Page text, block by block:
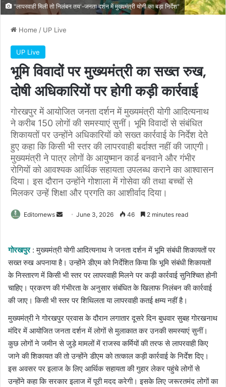
"लापरवाही मिली तो निलंबन तय'-जनता दर्शन में मुख्यमंत्री योगी का बड़ा निर्देश"
Home / UP Live
UP Live
भूमि विवादों पर मुख्यमंत्री का सख्त रुख,
दोषी अधिकारियों पर होगी कड़ी कार्रवाई
गोरखपुर में आयोजित जनता दर्शन में मुख्यमंत्री योगी आदित्यनाथ
ने करीब 150 लोगों की समस्याएं सुनीं। भूमि विवादों से संबंधित
शिकायतों पर उन्होंने अधिकारियों को सख्त कार्रवाई के निर्देश देते
हुए कहा कि किसी भी स्तर की लापरवाही बर्दाश्त नहीं की जाएगी।
मुख्यमंत्री ने पात्र लोगों के आयुष्मान कार्ड बनवाने और गंभीर
रोगियों को आवश्यक आर्थिक सहायता उपलब्ध कराने का आश्वासन
दिया। इस दौरान उन्होंने गोशाला में गोसेवा की तथा बच्चों से
मिलकर उन्हें शिक्षा और प्रगति का आशीर्वाद दिया।
Editornews
SendJune 3, 2026 46 2 minutes read
गोरखपुर : मुख्यमंत्री योगी आदित्यनाथ ने जनता दर्शन में भूमि संबंधी शिकायतों पर
सख्त रुख अपनाया है। उन्होंने डीएम को निर्देशित किया कि भूमि संबंधी शिकायतों
के निस्तारण में किसी भी स्तर पर लापरवाही मिलने पर कड़ी कार्रवाई सुनिश्चित होनी
चाहिए। प्रकरण की गंभीरता के अनुसार संबंधित के खिलाफ निलंबन की कार्रवाई
की जाए। किसी भी स्तर पर शिथिलता या लापरवाही कतई क्षम्य नहीं है।
मुख्यमंत्री ने गोरखपुर प्रवास के दौरान लगातार दूसरे दिन बुधवार सुबह गोरखनाथ
मंदिर में आयोजित जनता दर्शन में लोगों से मुलाकात कर उनकी समस्याएं सुनीं।
कुछ लोगों ने जमीन से जुड़े मामलों में राजस्व कर्मियों की तरफ से लापरवाही किए
जाने की शिकायत की तो उन्होंने डीएम को तत्काल कड़ी कार्रवाई के निर्देश दिए।
इस अवसर पर इलाज के लिए आर्थिक सहायता की गुहार लेकर पहुंचे लोगों से
उन्होंने कहा कि सरकार इलाज में पूरी मदद करेगी। इसके लिए जरूरतमंद लोगों का